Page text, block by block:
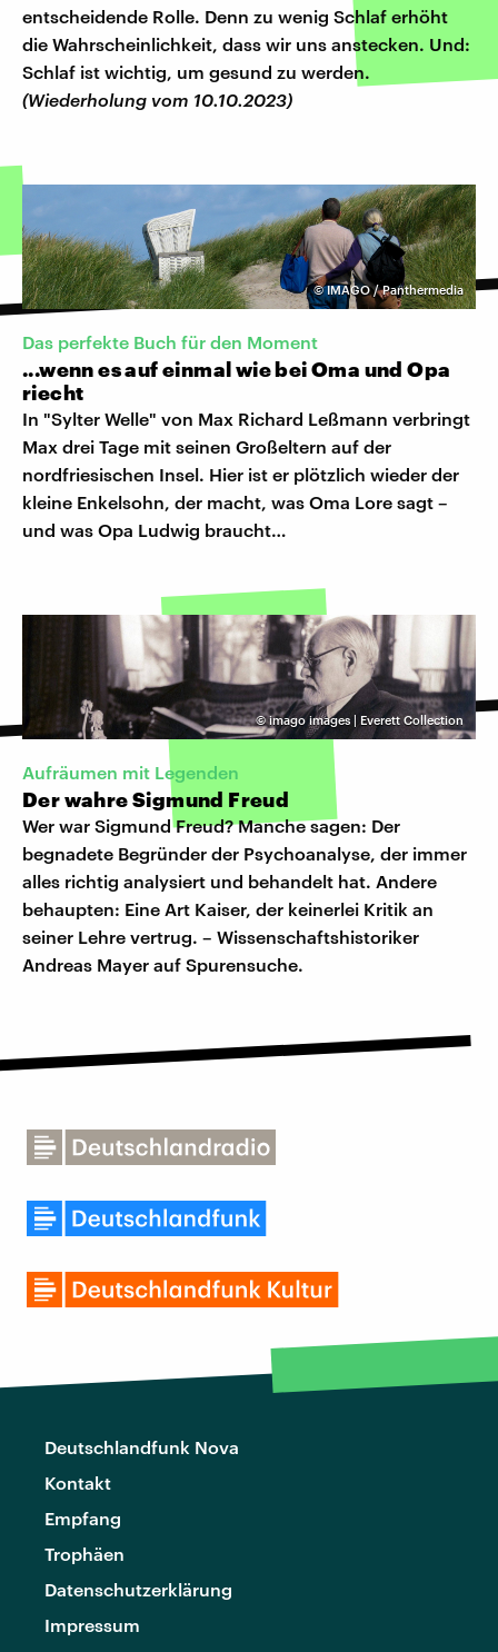
entscheidende Rolle. Denn zu wenig Schlaf erhöht
die Wahrscheinlichkeit, dass wir uns anstecken. Und:
Schlaf ist wichtig, um gesund zu werden.
(Wiederholung vom 10.10.2023)
©IMAGO / Panthermedia
Das perfekte Buch für den Moment
...wenn es auf einmal wie bei Oma und Opa
riecht
In "Sylter Welle" von Max Richard Leßmann verbringt
Max drei Tage mit seinen Großeltern auf der
nordfriesischen Insel. Hier ist er plötzlich wieder der
kleine Enkelsohn, der macht, was Oma Lore sagt –
und was Opa Ludwig braucht…
©imago images | Everett Collection
Aufräumen mit Legenden
Der wahre Sigmund Freud
Wer war Sigmund Freud? Manche sagen: Der
begnadete Begründer der Psychoanalyse, der immer
alles richtig analysiert und behandelt hat. Andere
behaupten: Eine Art Kaiser, der keinerlei Kritik an
seiner Lehre vertrug. – Wissenschaftshistoriker
Andreas Mayer auf Spurensuche.
Deutschlandfunk Nova
Kontakt
Empfang
Trophäen
Datenschutzerklärung
Impressum